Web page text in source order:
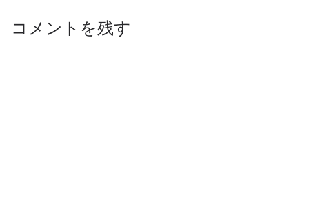
コメントを残す